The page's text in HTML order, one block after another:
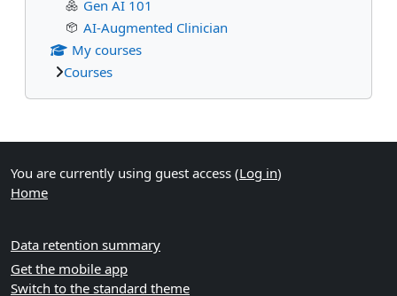
Gen AI 101
AI-Augmented Clinician
My courses
Courses
Supplementary blocks
You are currently using guest access (Log in)
Home
Data retention summary
Get the mobile app
Switch to the standard theme